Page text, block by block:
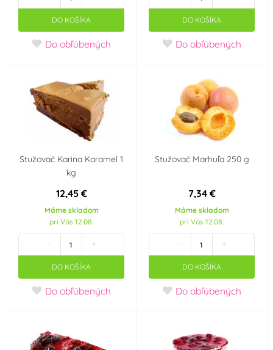
DO KOŠÍKA
Do obľúbených
DO KOŠÍKA
Do obľúbených
Stužovač Karina Karamel 1
kg
12,45 €
Máme skladom
pri Vás 12.08.
- +
DO KOŠÍKA
Do obľúbených
Stužovač Marhuľa 250 g
7,34 €
Máme skladom
pri Vás 12.08.
- +
DO KOŠÍKA
Do obľúbených